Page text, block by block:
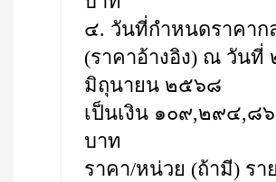
๔. วันที่กำหนดราคาก
(ราคาอ้างอิง) ณ วันที่
มิถุนายน ๒๕๖๘
เป็นเงิน ๑๐๙,๒๙๔,๘
บาท
ราคา/หน่วย (ถ้ามี) ราย